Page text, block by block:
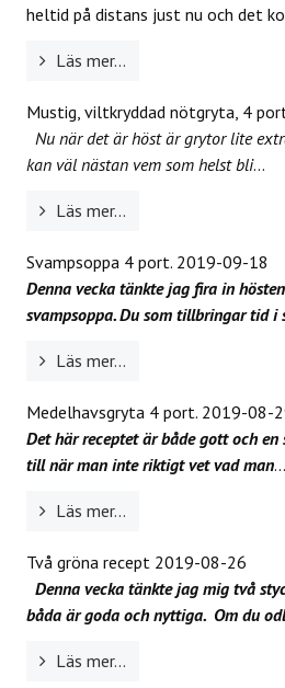
heltid på distans just nu och det
Läs mer...
Mustig, viltkryddad nötgryta, 4
Nu när det är höst är grytor lite
kan väl nästan vem som helst bli...
Läs mer...
Svampsoppa 4 port. 2019-09-18
Denna vecka tänkte jag fira in
svampsoppa. Du som tillbringar tid i
Läs mer...
Medelhavsgryta 4 port. 2019-08-
Det här receptet är både gott och
till när man inte riktigt vet vad man...
Läs mer...
Två gröna recept 2019-08-26
Denna vecka tänkte jag mig två
båda är goda och nyttiga. Om du
Läs mer...